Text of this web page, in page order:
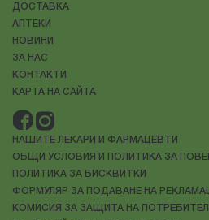
ДОСТАВКА
АПТЕКИ
НОВИНИ
ЗА НАС
КОНТАКТИ
КАРТА НА САЙТА
НАШИТЕ ЛЕКАРИ И ФАРМАЦЕВТИ
ОБЩИ УСЛОВИЯ И ПОЛИТИКА ЗА
ПОЛИТИКА ЗА БИСКВИТКИ
ФОРМУЛЯР ЗА ПОДАВАНЕ НА
КОМИСИЯ ЗА ЗАЩИТА НА